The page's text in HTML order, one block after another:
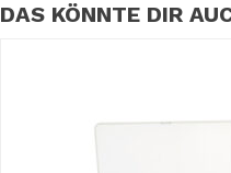
DAS KÖNNTE DIR